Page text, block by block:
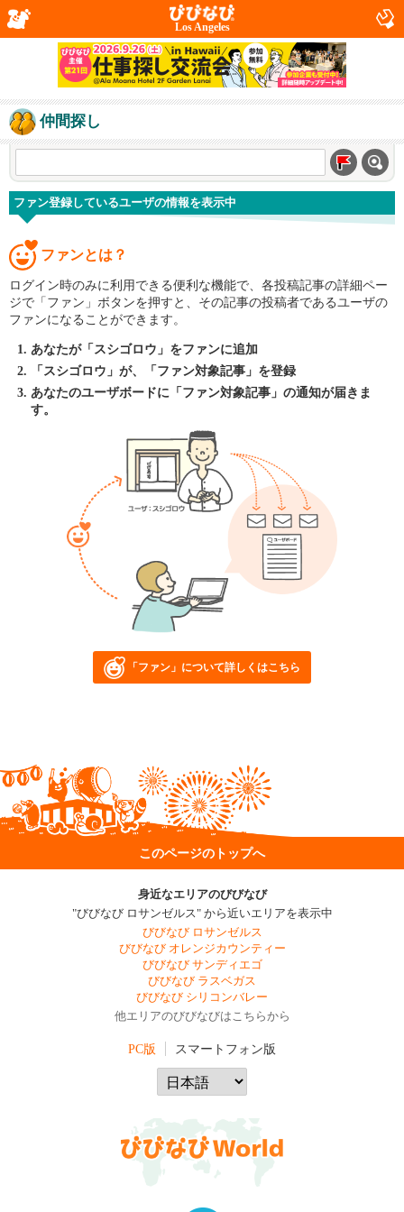
Los Angeles
仲間探し
ファン登録しているユーザの情報を表示中
ファンとは？
ログイン時のみに利用できる便利な機能で、各投稿記事の詳細ペー
ジで「ファン」ボタンを押すと、その記事の投稿者であるユーザの
ファンになることができます。
あなたが「スシゴロウ」をファンに追加
「スシゴロウ」が、「ファン対象記事」を登録
あなたのユーザボードに「ファン対象記事」の通知が届きま
す。
「ファン」について詳しくはこちら
このページのトップへ
身近なエリアのびびなび
"びびなび ロサンゼルス" から近いエリアを表示中
びびなび ロサンゼルス
びびなび オレンジカウンティー
びびなび サンディエゴ
びびなび ラスベガス
びびなび シリコンバレー
他エリアのびびなびはこちらから
PC版 スマートフォン版